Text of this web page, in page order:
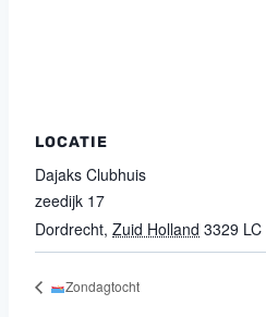
LOCATIE
Dajaks Clubhuis
zeedijk 17
Dordrecht, Zuid Holland 3329 LC
Zondagtocht